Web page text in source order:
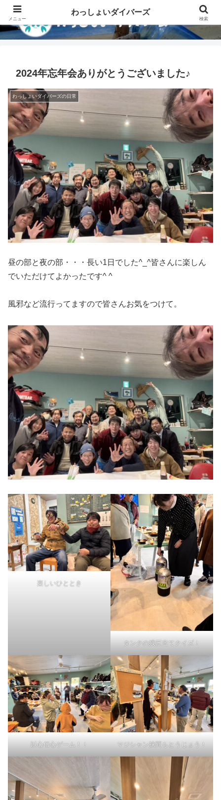
2024年忘年会ありがとうございました♪
わっしょいダイバーズの日常
昼の部と夜の部・・・長い1日でした^_^皆さんに楽しん
でいただけてよかったです^ ^
風邪など流行ってますので皆さんお気をつけて。
楽しいひととき
タンクの残圧当てクイズ！
以心伝心ゲーム！！ マジシャン挟間もとうじょう！
メニュー
わっしょいダイバーズ
検索